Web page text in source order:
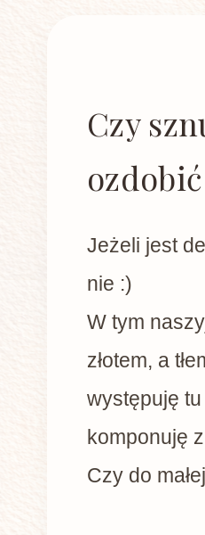
Czy
Jeżeli jest
nie :)
W tym
złotem, a
występuję
komponuję
Czy do